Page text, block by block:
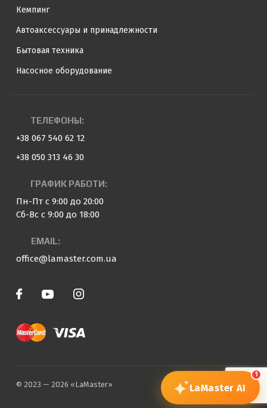
© 2023 — 2026 «LaMaster»
Кемпинг
Автоаксессуары и принадлежности
Бытовая техника
Насосное оборудование
ТЕЛЕФОНЫ:
+38 067 540 62 12
+38 050 313 46 30
ГРАФИК РАБОТИ:
Пн-Пт с 9:00 до 20:00
Сб-Вс с 9:00 до 18:00
EMAIL:
office@lamaster.com.ua
1
LaMaster AI